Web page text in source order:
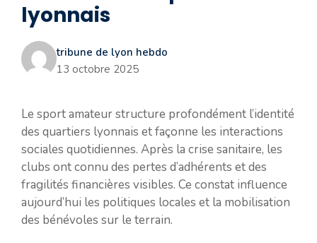
lyonnais
tribune de lyon hebdo
13 octobre 2025
Le sport amateur structure profondément l’identité
des quartiers lyonnais et façonne les interactions
sociales quotidiennes. Après la crise sanitaire, les
clubs ont connu des pertes d’adhérents et des
fragilités financières visibles. Ce constat influence
aujourd’hui les politiques locales et la mobilisation
des bénévoles sur le terrain.